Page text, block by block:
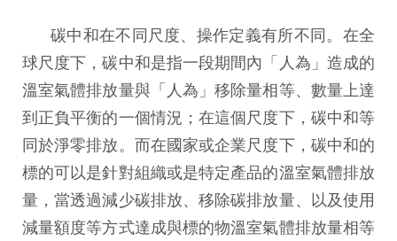
碳中和在不同尺度、操作定義有所不同。在全
球尺度下，碳中和是指一段期間內「人為」造成的
溫室氣體排放量與「人為」移除量相等、數量上達
到正負平衡的一個情況；在這個尺度下，碳中和等
同於淨零排放。而在國家或企業尺度下，碳中和的
標的可以是針對組織或是特定產品的溫室氣體排放
量，當透過減少碳排放、移除碳排放量、以及使用
減量額度等方式達成與標的物溫室氣體排放量相等